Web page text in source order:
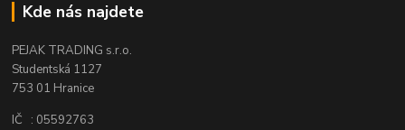
Kde nás najdete
PEJAK TRADING s.r.o.
Studentská 1127
753 01 Hranice
IČ : 05592763